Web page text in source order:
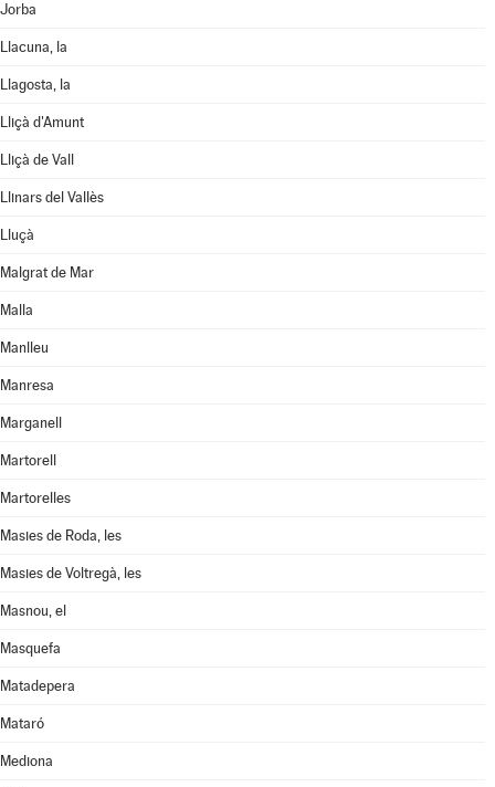
Jorba
Llacuna, la
Llagosta, la
Lliçà d'Amunt
Lliçà de Vall
Llinars del Vallès
Lluçà
Malgrat de Mar
Malla
Manlleu
Manresa
Marganell
Martorell
Martorelles
Masies de Roda, les
Masies de Voltregà, les
Masnou, el
Masquefa
Matadepera
Mataró
Mediona